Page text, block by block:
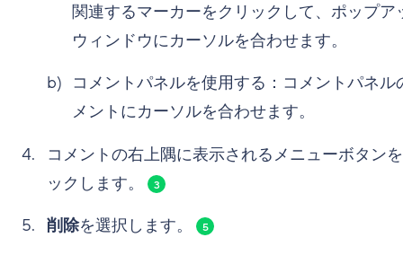
関連するマーカーをクリックして、ポップア
ウィンドウにカーソルを合わせます。
コメントパネルを使用する：コメントパネル
メントにカーソルを合わせます。
コメントの右上隅に表示されるメニューボタン
ックします。
3
削除を選択します。 5